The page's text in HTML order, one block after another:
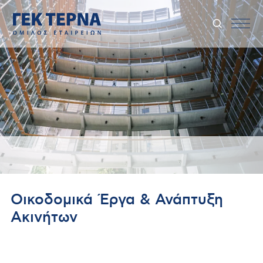
Οικοδομικά Έργα & Ανάπτυξη
Ακινήτων